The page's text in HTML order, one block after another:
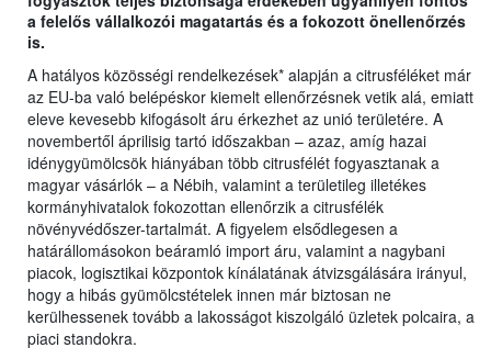
a felelős vállalkozói magatartás és a fokozott önellenőrzés
is.
A hatályos közösségi rendelkezések* alapján a citrusféléket már
az EU-ba való belépéskor kiemelt ellenőrzésnek vetik alá, emiatt
eleve kevesebb kifogásolt áru érkezhet az unió területére. A
novembertől áprilisig tartó időszakban – azaz, amíg hazai
idénygyümölcsök hiányában több citrusfélét fogyasztanak a
magyar vásárlók – a Nébih, valamint a területileg illetékes
kormányhivatalok fokozottan ellenőrzik a citrusfélék
növényvédőszer-tartalmát. A figyelem elsődlegesen a
határállomásokon beáramló import áru, valamint a nagybani
piacok, logisztikai központok kínálatának átvizsgálására irányul,
hogy a hibás gyümölcstételek innen már biztosan ne
kerülhessenek tovább a lakosságot kiszolgáló üzletek polcaira, a
piaci standokra.